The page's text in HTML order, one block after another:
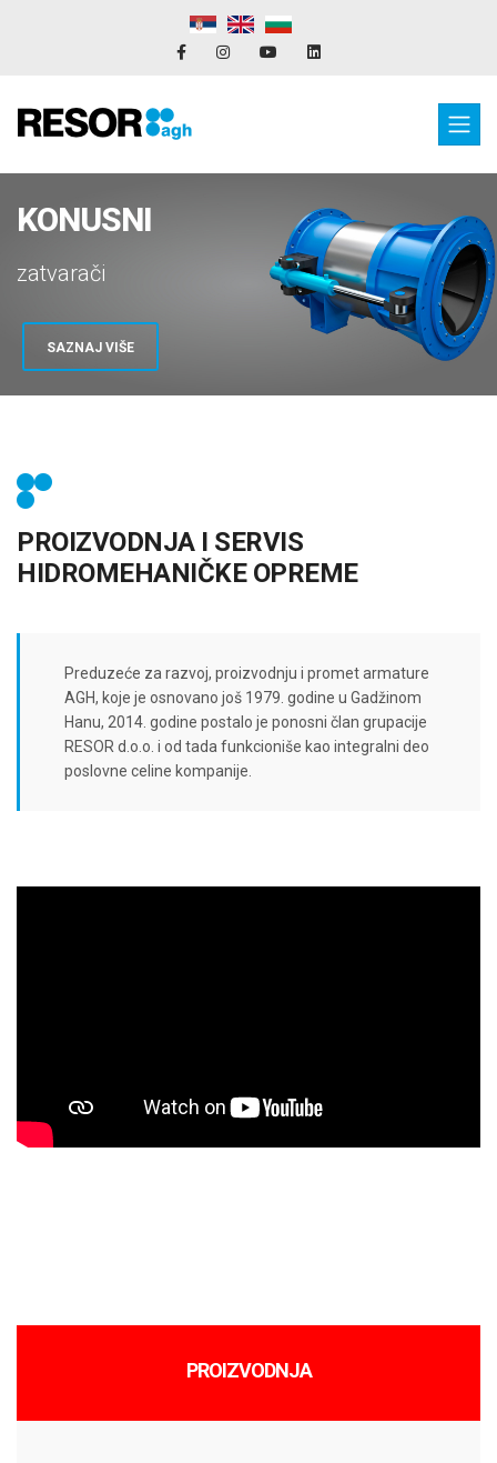
KONUSNI
zatvarači
SAZNAJ VIŠE
PROIZVODNJA I SERVIS
HIDROMEHANIČKE OPREME
Preduzeće za razvoj, proizvodnju i promet armature
AGH, koje je osnovano još 1979. godine u Gadžinom
Hanu, 2014. godine postalo je ponosni član grupacije
RESOR d.o.o. i od tada funkcioniše kao integralni deo
poslovne celine kompanije.
PROIZVODNJA